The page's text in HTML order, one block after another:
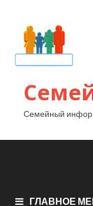
Семейный
ГЛАВНОЕ